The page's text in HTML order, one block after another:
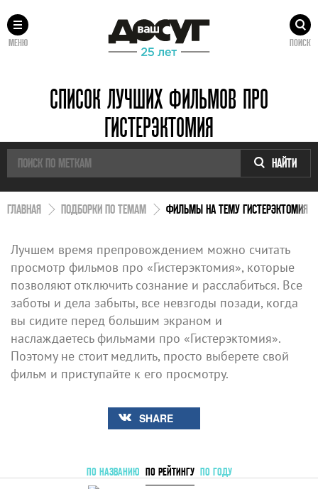
МЕНЮ ПОИСК
СПИСОК ЛУЧШИХ ФИЛЬМОВ ПРО
ГИСТЕРЭКТОМИЯ
НАЙТИ
ГЛАВНАЯ ПОДБОРКИ ПО ТЕМАМ ФИЛЬМЫ НА ТЕМУ ГИСТЕРЭКТОМИЯ
Лучшем время препровождением можно считать
просмотр фильмов про «Гистерэктомия», которые
позволяют отключить сознание и расслабиться. Все
заботы и дела забыты, все невзгоды позади, когда
вы сидите перед большим экраном и
наслаждаетесь фильмами про «Гистерэктомия».
Поэтому не стоит медлить, просто выберете свой
фильм и приступайте к его просмотру.
SHARE
ПО НАЗВАНИЮ ПО РЕЙТИНГУ ПО ГОДУ